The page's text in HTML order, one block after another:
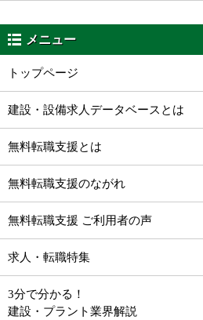
メニュー
トップページ
建設・設備求人データベースとは
無料転職支援とは
無料転職支援のながれ
無料転職支援 ご利用者の声
求人・転職特集
3分で分かる！
建設・プラント業界解説